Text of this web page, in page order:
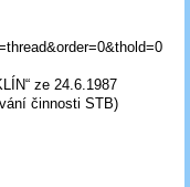
ze 24.6.1987
činnosti STB)